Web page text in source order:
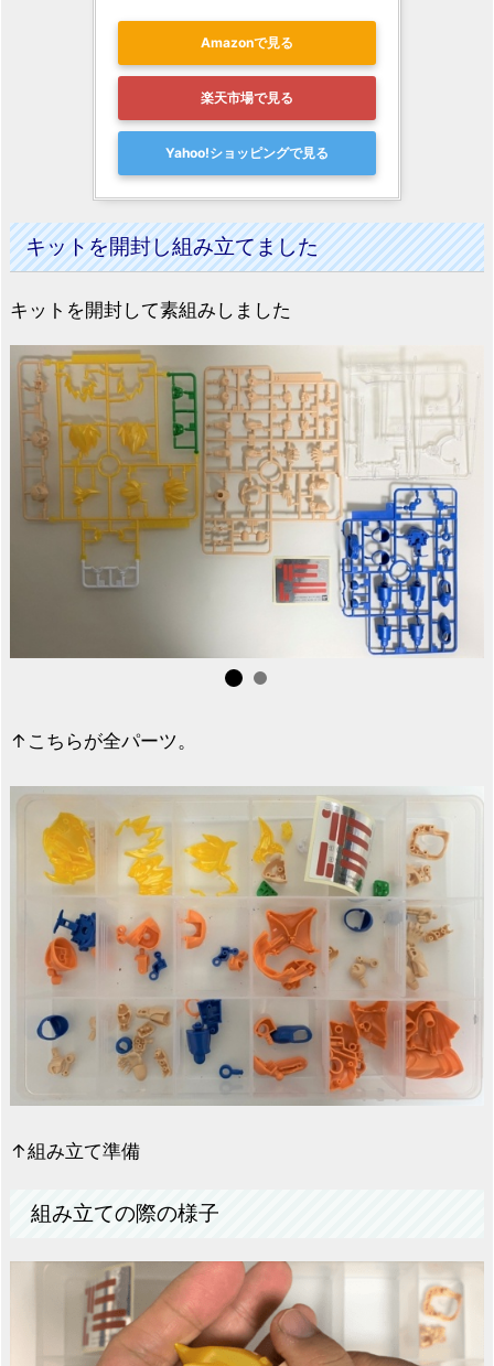
Amazonで見る
楽天市場で見る
Yahoo!ショッピングで見る
キットを開封し組み立てました
キットを開封して素組みしました
↑こちらが全パーツ。
↑組み立て準備
組み立ての際の様子